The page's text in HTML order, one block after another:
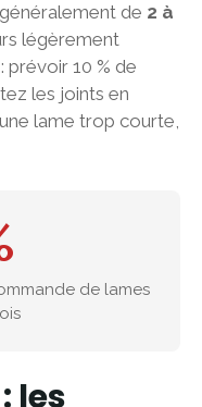
de 2 à
légèrement
prévoir 10 % de
les joints en
lame trop courte,
de lames
les